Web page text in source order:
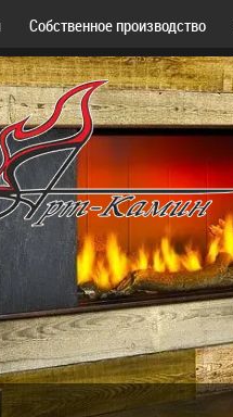
Собственное производство